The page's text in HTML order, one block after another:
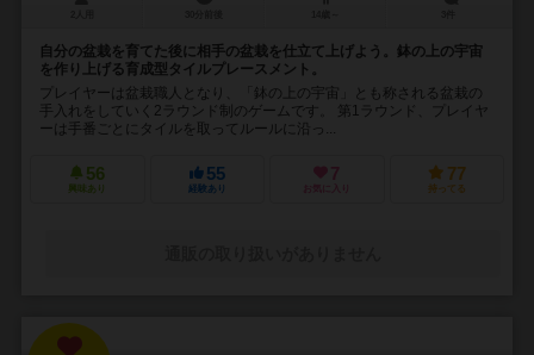
自分の盆栽を育てた後に相手の盆栽を仕立て上げよう。鉢の上の宇宙
を作り上げる育成型タイルプレースメント。
プレイヤーは盆栽職人となり、「鉢の上の宇宙」とも称される盆栽の
手入れをしていく2ラウンド制のゲームです。 第1ラウンド、プレイヤ
ーは手番ごとにタイルを取ってルールに沿っ...
56
興味あり
55
経験あり
7
お気に入り
77
持ってる